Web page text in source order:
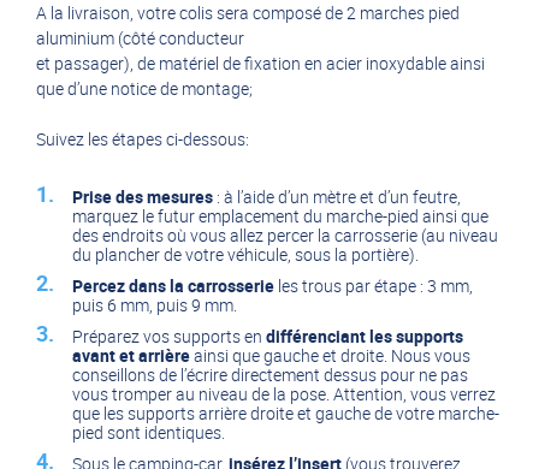
A la livraison, votre colis sera composé de 2 marches pied
aluminium (côté conducteur
et passager), de matériel de fixation en acier inoxydable ainsi
que d’une notice de montage;
Suivez les étapes ci-dessous:
Prise des mesures : à l’aide d’un mètre et d’un feutre,
marquez le futur emplacement du marche-pied ainsi que
des endroits où vous allez percer la carrosserie (au niveau
du plancher de votre véhicule, sous la portière).
Percez dans la carrosserie les trous par étape : 3 mm,
puis 6 mm, puis 9 mm.
Préparez vos supports en différenciant les supports
avant et arrièreainsi que gauche et droite. Nous vous
conseillons de l’écrire directement dessus pour ne pas
vous tromper au niveau de la pose. Attention, vous verrez
que les supports arrière droite et gauche de votre marche-
pied sont identiques.
Sous le camping-car, insérez l’insert (vous trouverez